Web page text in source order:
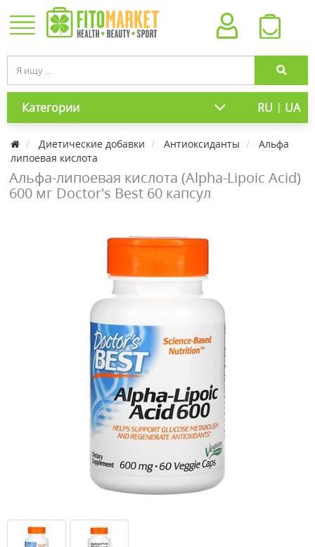
Категории RU | UA
Диетические добавки Антиоксиданты
Альфа
липоевая кислота
Альфа-липоевая кислота (Alpha-Lipoic Acid)
600 мг Doctor's Best 60 капсул